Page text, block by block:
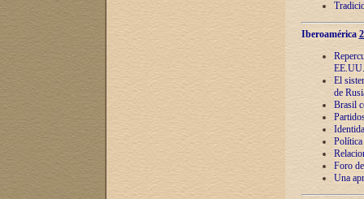
Iberoamérica
EE.UU.
El
de
Brasil
Política
Foro
Una